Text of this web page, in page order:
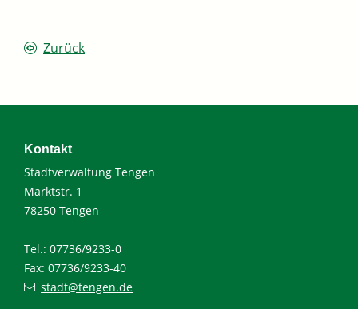
Zurück
Kontakt
Stadtverwaltung Tengen
Marktstr. 1
78250 Tengen
Tel.: 07736/9233-0
Fax: 07736/9233-40
stadt@tengen.de